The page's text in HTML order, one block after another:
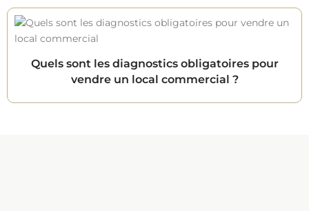
Quels sont les diagnostics obligatoires pour
vendre un local commercial ?